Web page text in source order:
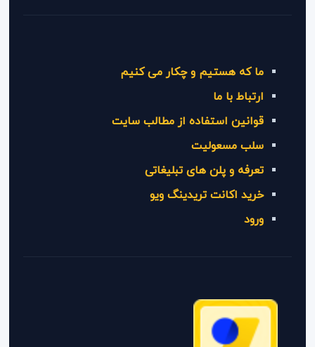
ما که هستیم و چکار می کنیم
ارتباط با ما
قوانین استفاده از مطالب سایت
سلب مسعولیت
تعرفه و پلن های تبلیغاتی
خرید اکانت تریدینگ ویو
ورود